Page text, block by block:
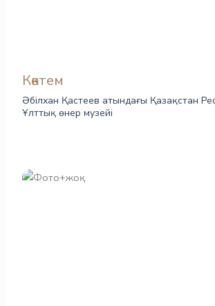
Көктем
Әбілхан Қастеев атындағы Қазақстан
Ұлттық өнер музейі